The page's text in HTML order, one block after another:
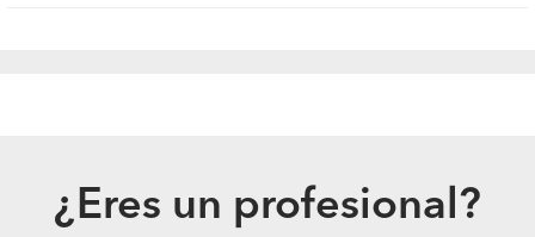
¿Eres un profesional?